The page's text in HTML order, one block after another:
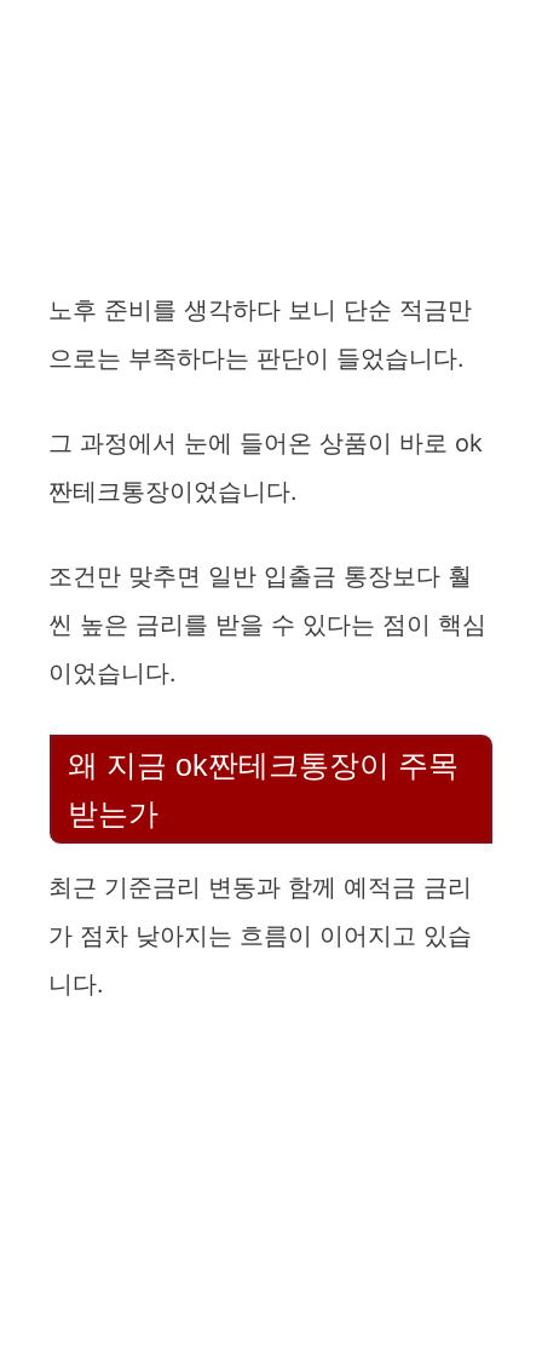
노후 준비를 생각하다 보니 단순 적금만
으로는 부족하다는 판단이 들었습니다.
그 과정에서 눈에 들어온 상품이 바로 ok
짠테크통장이었습니다.
조건만 맞추면 일반 입출금 통장보다 훨
씬 높은 금리를 받을 수 있다는 점이 핵심
이었습니다.
왜 지금 ok짠테크통장이 주목
받는가
최근 기준금리 변동과 함께 예적금 금리
가 점차 낮아지는 흐름이 이어지고 있습
니다.